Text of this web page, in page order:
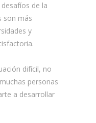
de la
son más
y
difícil, no
personas
a desarrollar